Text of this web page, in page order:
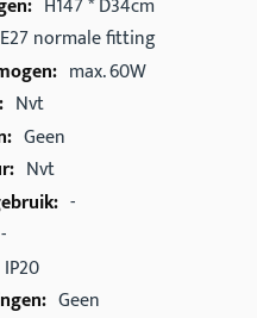
E27 normale fitting
max. 60W
Nvt
Geen
Nvt
-
-
IP20
Geen